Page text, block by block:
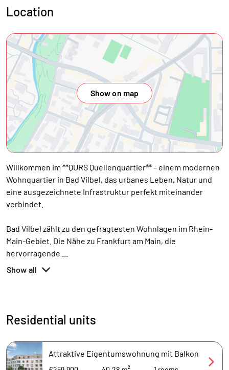
Location
Show on map
Willkommen im **QURS Quellenquartier** – einem modernen
Wohnquartier in Bad Vilbel, das urbanes Leben, Natur und
eine ausgezeichnete Infrastruktur perfekt miteinander
verbindet.
Bad Vilbel zählt zu den gefragtesten Wohnlagen im Rhein-
Main-Gebiet. Die Nähe zu Frankfurt am Main, die
hervorragende
Show all
Residential units
Attraktive Eigentumswohnung mit Balkon